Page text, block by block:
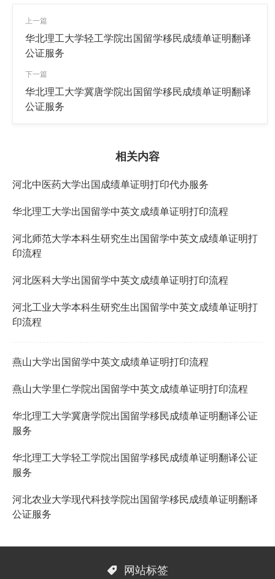
上一篇
华北理工大学轻工学院出国留学移民成绩单证明翻译
公证服务
下一篇
华北理工大学冀唐学院出国留学移民成绩单证明翻译
公证服务
相关内容
河北中医药大学出国成绩单证明打印代办服务
华北理工大学出国留学中英文成绩单证明打印流程
河北师范大学本科生研究生出国留学中英文成绩单证明打
印流程
河北医科大学出国留学中英文成绩单证明打印流程
河北工业大学本科生研究生出国留学中英文成绩单证明打
印流程
燕山大学出国留学中英文成绩单证明打印流程
燕山大学里仁学院出国留学中英文成绩单证明打印流程
华北理工大学冀唐学院出国留学移民成绩单证明翻译公证
服务
华北理工大学轻工学院出国留学移民成绩单证明翻译公证
服务
河北农业大学现代科技学院出国留学移民成绩单证明翻译
公证服务
 网站标签